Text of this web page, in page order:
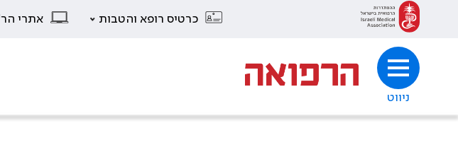
כרטיס רופא והטבות אתרי
ניווט